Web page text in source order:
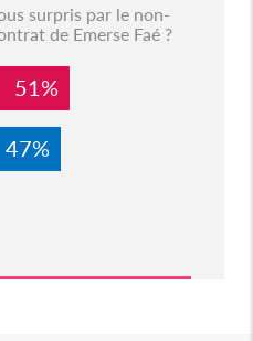
surpris par le non-
de Emerse Faé ?
51%
47%